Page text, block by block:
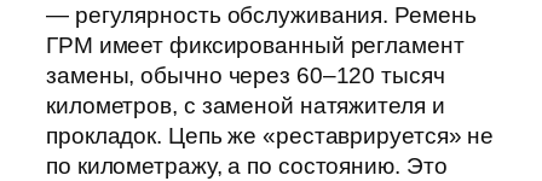
— регулярность обслуживания. Ремень
ГРМ имеет фиксированный регламент
замены, обычно через 60–120 тысяч
километров, с заменой натяжителя и
прокладок. Цепь же «реставрируется» не
по километражу, а по состоянию. Это